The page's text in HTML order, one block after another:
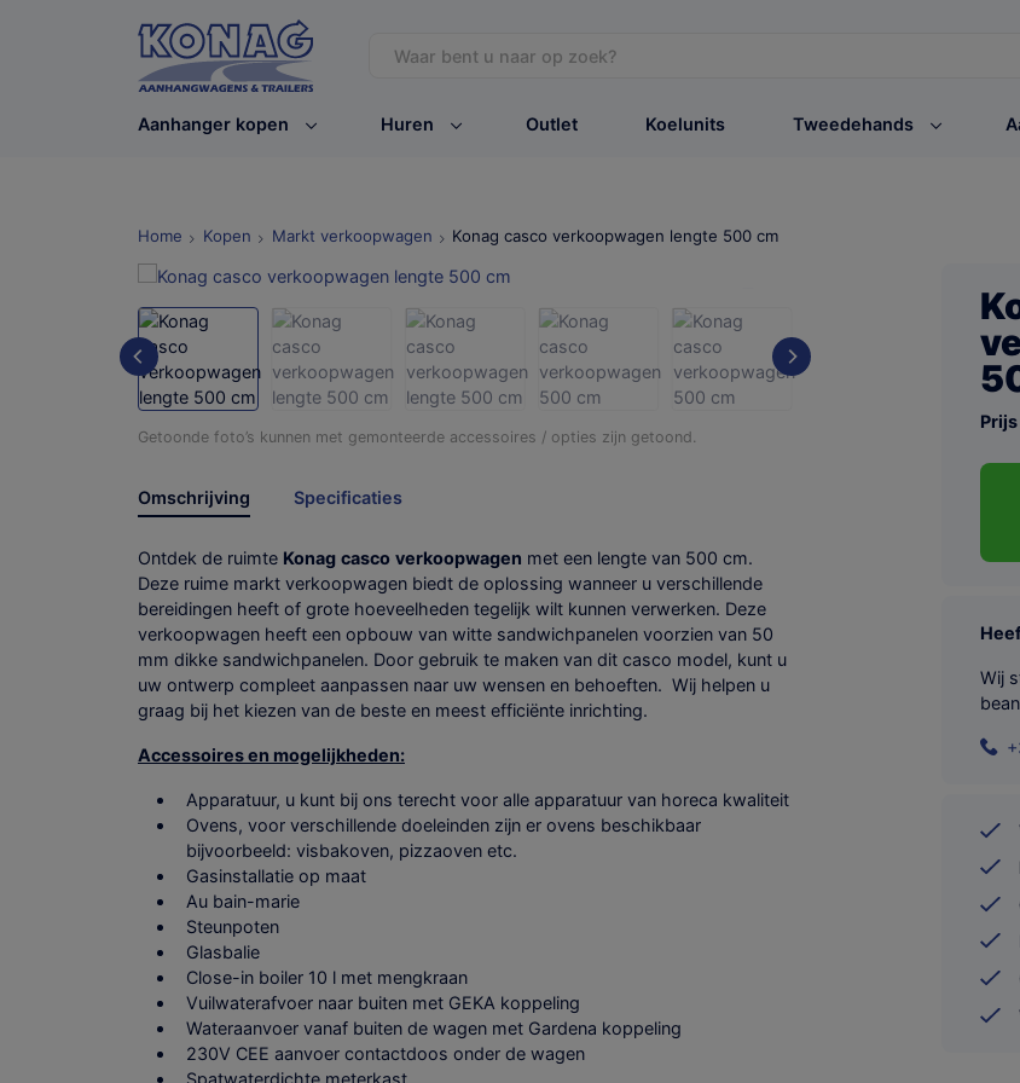
Aanhanger kopen Huren Outlet Koelunits Tweedehands
Home Kopen Markt verkoopwagen Konag casco verkoopwagen lengte 500 cm
Getoonde foto’s kunnen met gemonteerde accessoires / opties zijn getoond.
Omschrijving Specificaties
Ontdek de ruimte Konag casco verkoopwagen met een lengte van 500 cm.
Deze ruime markt verkoopwagen biedt de oplossing wanneer u verschillende
bereidingen heeft of grote hoeveelheden tegelijk wilt kunnen verwerken. Deze
verkoopwagen heeft een opbouw van witte sandwichpanelen voorzien van 50
mm dikke sandwichpanelen. Door gebruik te maken van dit casco model, kunt u
uw ontwerp compleet aanpassen naar uw wensen en behoeften. Wij helpen u
graag bij het kiezen van de beste en meest efficiënte inrichting.
Accessoires en mogelijkheden:
Apparatuur, u kunt bij ons terecht voor alle apparatuur van horeca kwaliteit
Ovens, voor verschillende doeleinden zijn er ovens beschikbaar
bijvoorbeeld: visbakoven, pizzaoven etc.
Gasinstallatie op maat
Au bain-marie
Steunpoten
Glasbalie
Close-in boiler 10 l met mengkraan
Vuilwaterafvoer naar buiten met GEKA koppeling
Wateraanvoer vanaf buiten de wagen met Gardena koppeling
230V CEE aanvoer contactdoos onder de wagen
Wij